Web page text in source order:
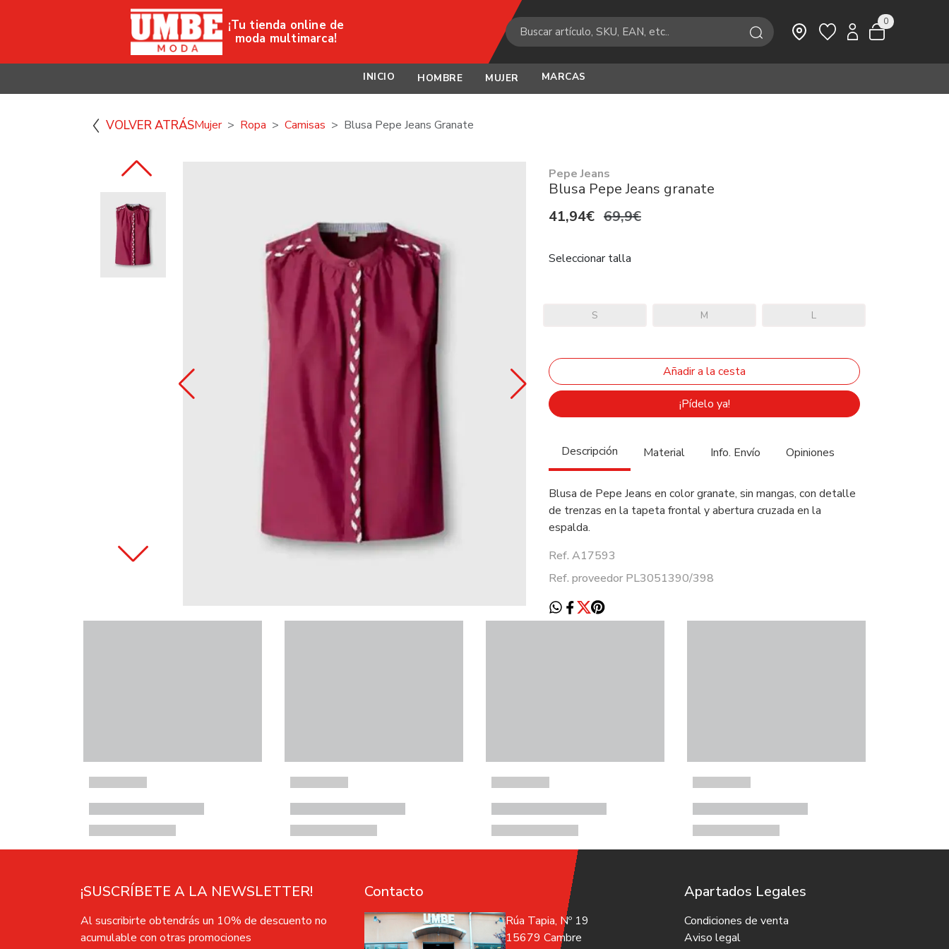
INICIO HOMBRE MUJER MARCAS
¡Tu tienda online de
moda multimarca!
0
VOLVER ATRÁSMujer Ropa Camisas Blusa Pepe Jeans Granate
Pepe Jeans
Blusa Pepe Jeans granate
41,94€ 69,9€
Seleccionar talla
S M L
¡Pídelo ya!
Descripción Material Info. Envío Opiniones
Blusa de Pepe Jeans en color granate, sin mangas, con detalle
de trenzas en la tapeta frontal y abertura cruzada en la
espalda.
Ref. A17593
Ref. proveedor PL3051390/398
¡SUSCRÍBETE A LA NEWSLETTER!
Al suscribirte obtendrás un 10% de descuento no
acumulable con otras promociones
Contacto
Rúa Tapia, Nº 19
15679 Cambre
Apartados Legales
Condiciones de venta
Aviso legal